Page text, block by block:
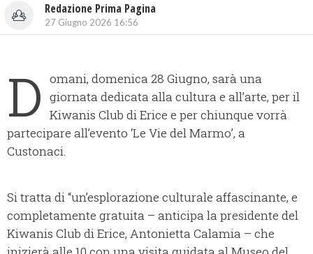
Redazione Prima Pagina
27 Giugno 2026 16:56
D omani, domenica 28 Giugno, sarà una
giornata dedicata alla cultura e all’arte, per il
Kiwanis Club di Erice e per chiunque vorrà
partecipare all’evento ‘Le Vie del Marmo’, a
Custonaci.
Si tratta di “un’esplorazione culturale affascinante, e
completamente gratuita – anticipa la presidente del
Kiwanis Club di Erice, Antonietta Calamia – che